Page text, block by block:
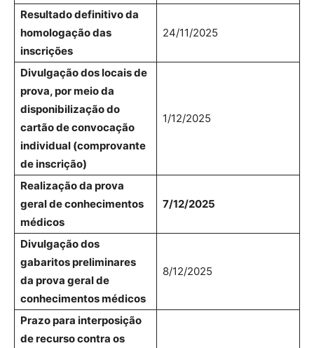
Resultado definitivo da
homologação das
inscrições
24/11/2025
Divulgação dos locais de
prova, por meio da
disponibilização do
cartão de convocação
individual (comprovante
de inscrição)
1/12/2025
Realização da prova
geral de conhecimentos
médicos
7/12/2025
Divulgação dos
gabaritos preliminares
da prova geral de
conhecimentos médicos
8/12/2025
Prazo para interposição
de recurso contra os